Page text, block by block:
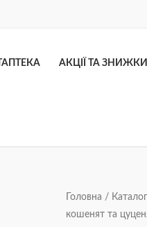
АКЦІЇ ТА ЗНИЖКИ
Головна / Каталог
кошенят та
Антигельмінтна
суспензія